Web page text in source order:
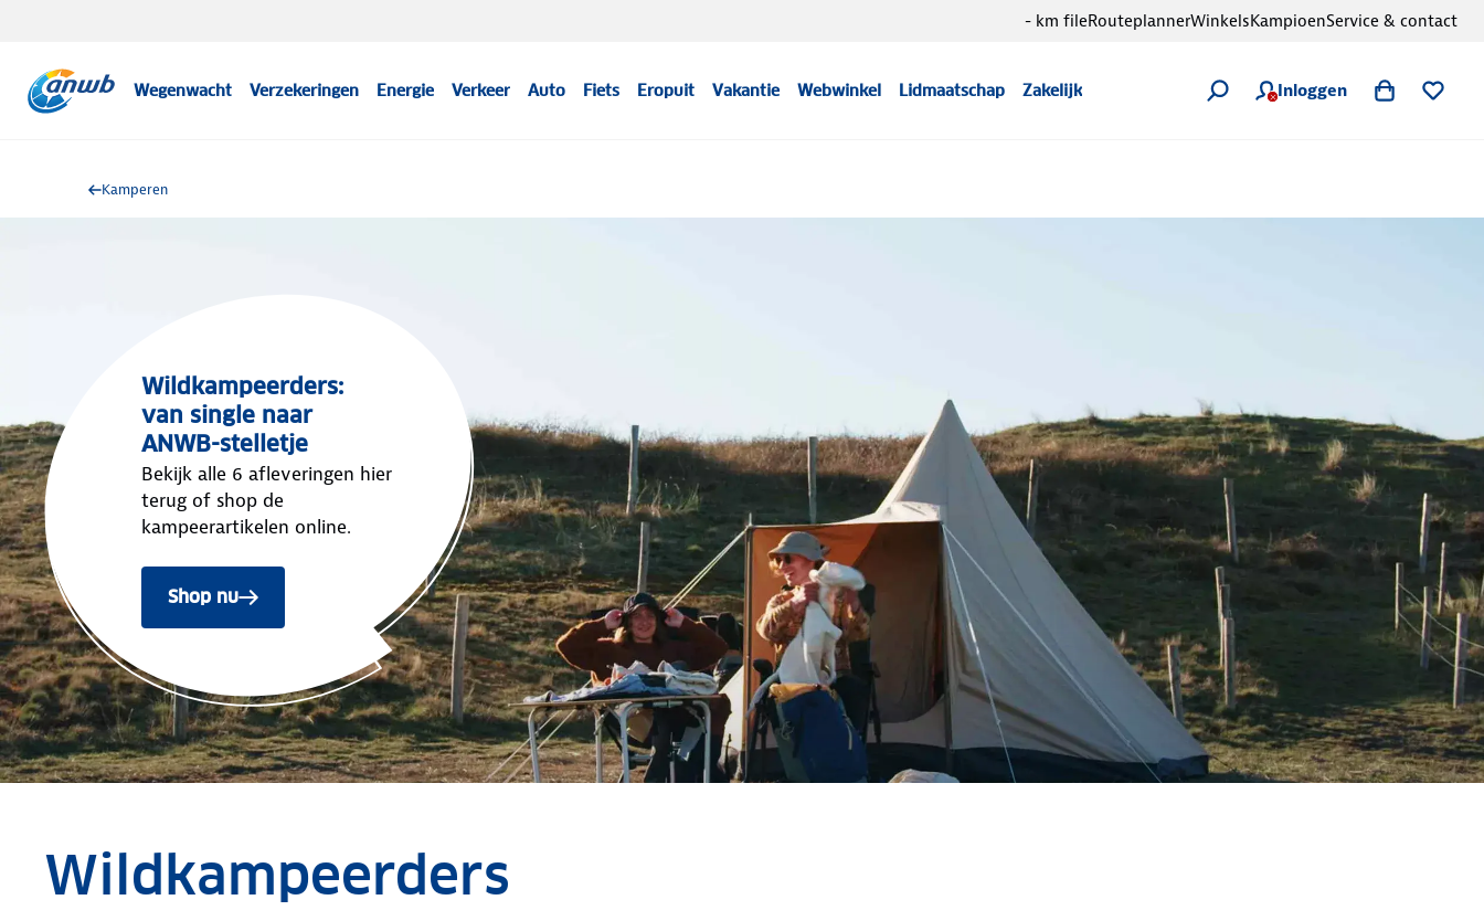
Wegenwacht Verzekeringen Energie Verkeer Auto Fiets Eropuit Vakantie Webwinkel Lidmaatschap Zakelijk Inloggen
- km fileRouteplannerWinkelsKampioenService & contact
Kamperen
Wildkampeerders:
van single naar
ANWB-stelletje
Bekijk alle 6 afleveringen hier
terug of shop de
kampeerartikelen online.
Shop nu
Wildkampeerders